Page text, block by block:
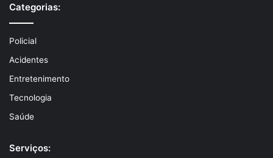
Categorias:
Policial
Acidentes
Entretenimento
Tecnologia
Saúde
Serviços: